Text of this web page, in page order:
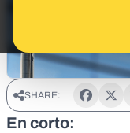
SHARE:
En corto: